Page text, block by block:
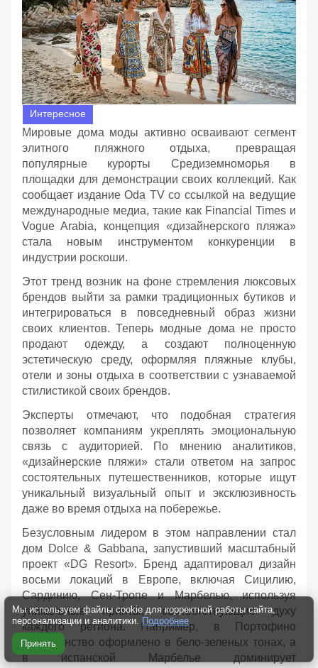
Интересное
Мировые дома моды активно осваивают сегмент
элитного пляжного отдыха, превращая
популярные курорты Средиземноморья в
площадки для демонстрации своих коллекций. Как
сообщает издание Oda TV со ссылкой на ведущие
международные медиа, такие как Financial Times и
Vogue Arabia, концепция «дизайнерского пляжа»
стала новым инструментом конкуренции в
индустрии роскоши.
Этот тренд возник на фоне стремления люксовых
брендов выйти за рамки традиционных бутиков и
интегрироваться в повседневный образ жизни
своих клиентов. Теперь модные дома не просто
продают одежду, а создают полноценную
эстетическую среду, оформляя пляжные клубы,
отели и зоны отдыха в соответствии с узнаваемой
стилистикой своих брендов.
Эксперты отмечают, что подобная стратегия
позволяет компаниям укреплять эмоциональную
связь с аудиторией. По мнению аналитиков,
«дизайнерские пляжи» стали ответом на запрос
состоятельных путешественников, которые ищут
уникальный визуальный опыт и эксклюзивность
даже во время отдыха на побережье.
Безусловным лидером в этом направлении стал
дом Dolce & Gabbana, запустивший масштабный
проект «DG Resort». Бренд адаптировал дизайн
восьми локаций в Европе, включая Сицилию,
Сардинию, Сен-Тропе и Марбелью, используя
уникальные принты, соответствующие духу
каждого региона. Например, в Портофино
пространство оформлено в бело-зеленых тонах, а
в испанской Марбелье доминирует
Мы используем файлы cookie для корректной работы сайта,
персонализации и аналитики. Подробнее
Принять